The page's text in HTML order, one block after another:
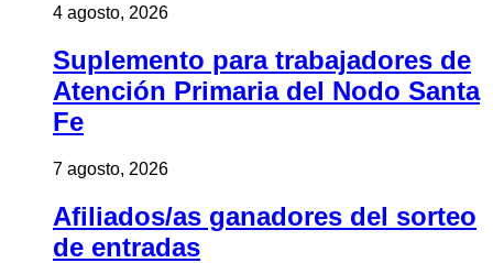
4 agosto, 2026
Suplemento para trabajadores de
Atención Primaria del Nodo Santa
Fe
7 agosto, 2026
Afiliados/as ganadores del sorteo
de entradas